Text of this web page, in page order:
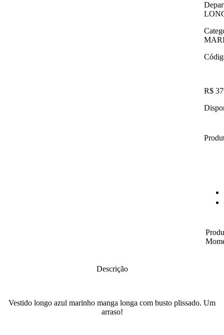
R$
Descrição
Vestido longo azul marinho manga longa com busto plissado. Um
arraso!